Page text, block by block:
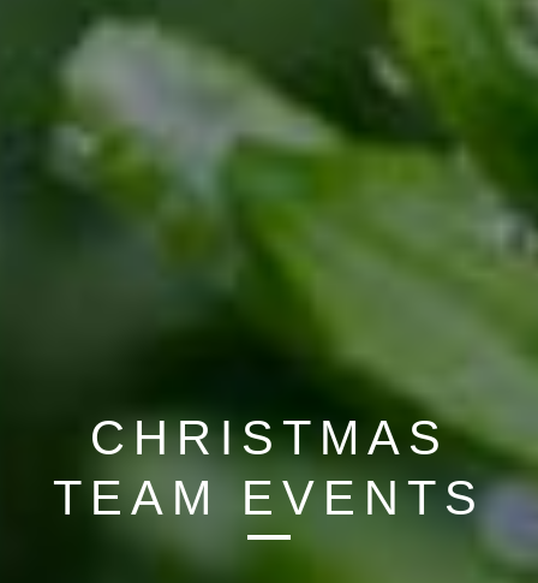
CHRISTMAS
TEAM EVENTS